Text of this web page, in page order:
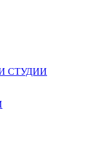
СТУДИИ